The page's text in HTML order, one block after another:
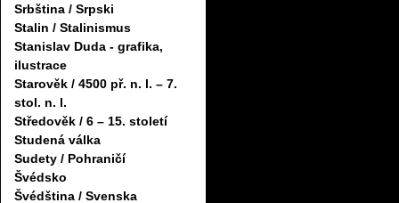
Srbština / Srpski
Stalin / Stalinismus
Stanislav Duda - grafika,
ilustrace
Starověk / 4500 př. n. l. – 7.
stol. n. l.
Středověk / 6 – 15. století
Studená válka
Sudety / Pohraničí
Švédsko
Švédština / Svenska